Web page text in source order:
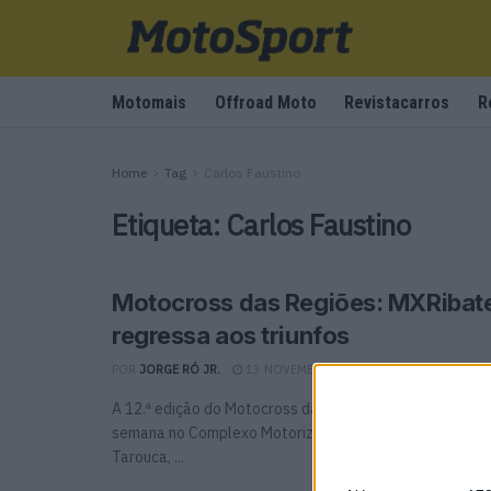
Motomais Offroad Moto Revistacarros
Home Tag Carlos Faustino
Etiqueta: Carlos Faustino
Motocross das Regiões:
regressa aos triunfos
JORGE RÓ JR. 13 NOVEMBRO, 2023 0
A 12.ª edição do Motocross das Regiões teve lugar no
semana no Complexo Motorizado Agostinho Cardoso
Tarouca, ...